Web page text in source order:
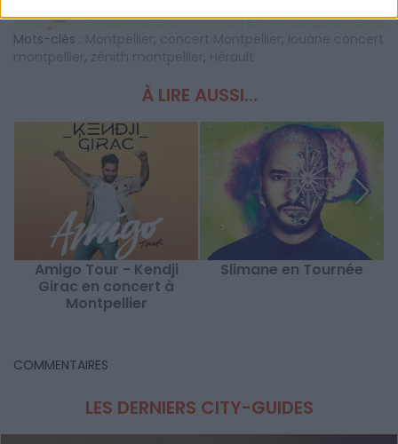
Mots-clés : , ,
, ,
À LIRE AUSSI...
Amigo Tour - Kendji
Girac en concert à
Montpellier
Slimane en Tournée
COMMENTAIRES
LES DERNIERS CITY-GUIDES